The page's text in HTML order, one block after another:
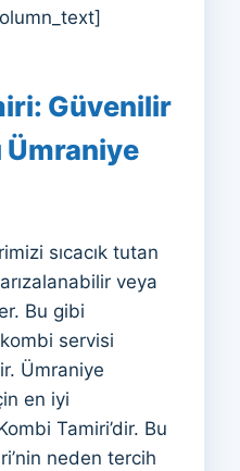
Güvenilir
Ümraniye
sıcacık tutan
veya
Bu gibi
servisi
Ümraniye
en iyi
Tamiri’dir. Bu
neden tercih